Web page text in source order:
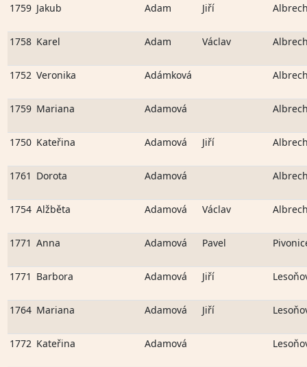
1759 Jakub Adam Jiří
1758 Karel Adam Václav
1752 Veronika Adámková
1759 Mariana Adamová
1750 Kateřina Adamová Jiří
1761 Dorota Adamová
1754 Alžběta Adamová Václav
1771 Anna Adamová Pavel
1771 Barbora Adamová Jiří
1764 Mariana Adamová Jiří
1772 Kateřina Adamová